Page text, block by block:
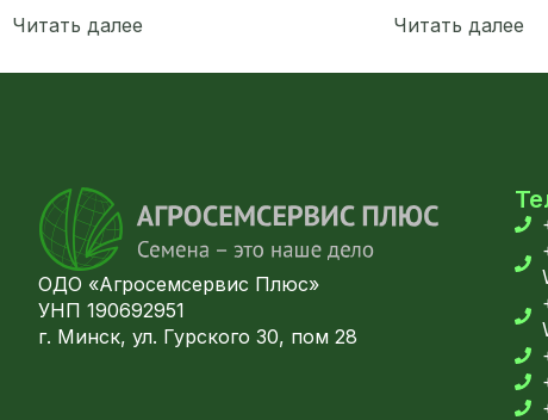
Читать далее Читать далее
ОДО «Агросемсервис Плюс»
УНП 190692951
г. Минск, ул. Гурского 30, пом 28